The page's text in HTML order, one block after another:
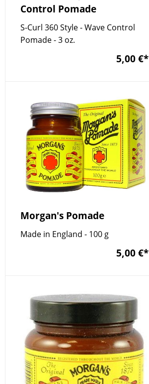
Control Pomade
S-Curl 360 Style - Wave Control
Pomade - 3 oz.
5,00 €*
Morgan's Pomade
Made in England - 100 g
5,00 €*